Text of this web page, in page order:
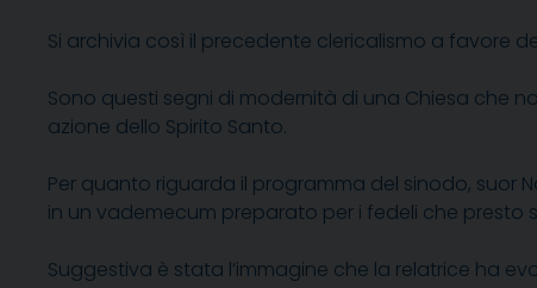
Si archivia così il precedente clericalismo a favore
Sono questi segni di modernità di una Chiesa che
azione dello Spirito Santo.
Per quanto riguarda il programma del sinodo, suor
in un vademecum preparato per i fedeli che presto
Suggestiva è stata l’immagine che la relatrice ha